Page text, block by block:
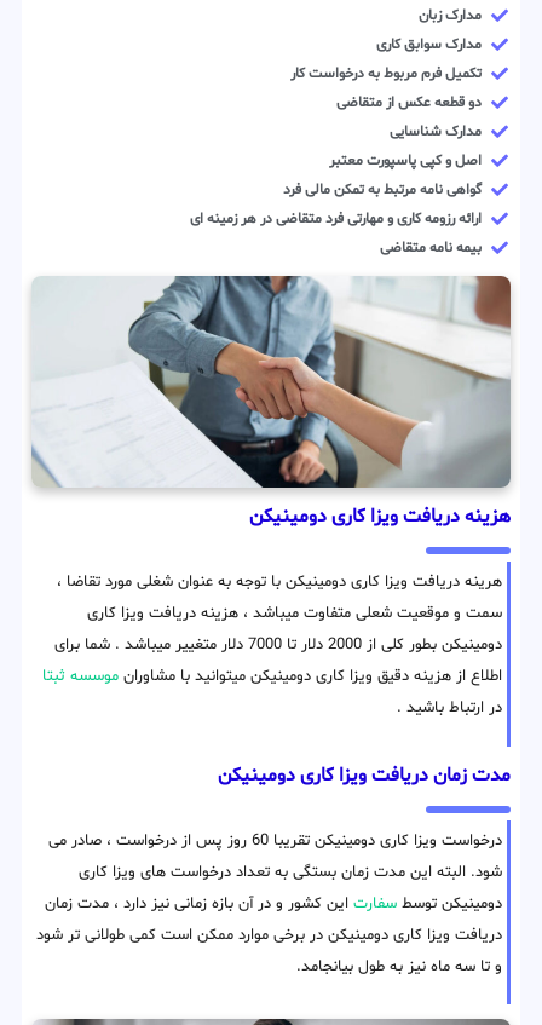
مدارک زبان
مدارک سوابق کاری
تکمیل فرم مربوط به درخواست کار
دو قطعه عکس از متقاضی
مدارک شناسایی
اصل و کپی پاسپورت معتبر
گواهی نامه مرتبط به تمکن مالی فرد
ارائه رزومه کاری و مهارتی فرد متقاضی در هر زمینه ای
بیمه نامه متقاضی
هزینه دریافت ویزا کاری دومینیکن
هرینه دریافت ویزا کاری دومینیکن با توجه به عنوان شغلی مورد تقاضا ،
سمت و موقعیت شعلی متفاوت میباشد ، هزینه دریافت ویزا کاری
دومینیکن بطور کلی از 2000 دلار تا 7000 دلار متغییر میباشد . شما برای
اطلاع از هزینه دقیق ویزا کاری دومینیکن میتوانید با مشاوران موسسه ثبتا
در ارتباط باشید .
مدت زمان دریافت ویزا کاری دومینیکن
درخواست ویزا کاری دومینیکن تقریبا 60 روز پس از درخواست ، صادر می
شود. البته این مدت زمان بستگی به تعداد درخواست های ویزا کاری
دومینیکن توسط سفارت این کشور و در آن بازه زمانی نیز دارد ، مدت زمان
دریافت ویزا کاری دومینیکن در برخی موارد ممکن است کمی طولانی تر شود
و تا سه ماه نیز به طول بیانجامد.